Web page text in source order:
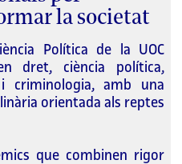
la societat
Política de la UOC
dret, ciència política,
criminologia, amb una
orientada als reptes
que combinen rigor